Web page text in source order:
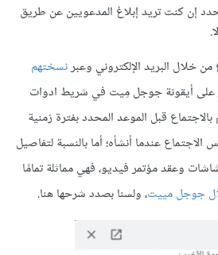
إن كنت تريد إبلاغ المدعويين عن طريق
خلال البريد الإلكتروني وعبرنسختهم
على أيقونة جوجل مِيت في شريط ادوات
قبل الموعد المحدد بفترة زمنية
عندما أنشأه؛ أما بالنسبة لتفاصيل
وعقد مؤتمر فيديو، فهي مماثلة تمامًا
جوجل مييت، ولسنا بصدد شرحها هنا.